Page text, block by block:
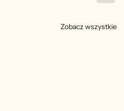
Zobacz wszystkie